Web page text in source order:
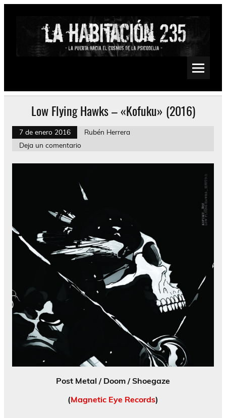
Saltar
Psychedelic, Stoner, Doom, Sludge, Fuzz, Space, Drone
Low Flying Hawks – «Kofuku» (2016)
7 de enero 2016
Rubén Herrera
Deja un comentario
Post Metal / Doom / Shoegaze
(Magnetic Eye Records)